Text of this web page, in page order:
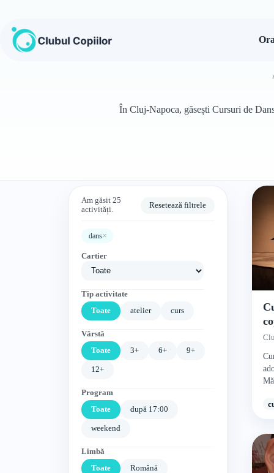
conținut
În Cluj-Napoca, găsești Cursuri de
Am găsit 25
activități.
Resetează filtrele
dans×
Cartier
Tip activitate
Toate
atelier curs
Vârstă
Toate
3+ 6+ 9+
12+
Program
Toate
după 17:00
weekend
Limbă
Toate
Română